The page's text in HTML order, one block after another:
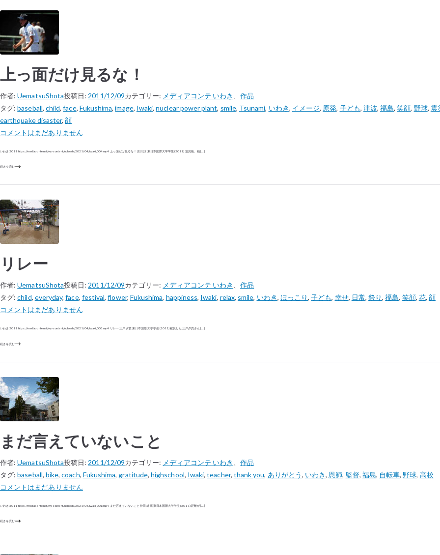
上っ面だけ見るな！
作者:UematsuShota投稿日: 2011/12/09カテゴリー: メディアコンテ いわき 、作品
タグ:baseball, child,face, Fukushima,image, Iwaki,nuclear power plant, smile, Tsunami, いわき, イメージ, 原発, 子ども, 津波,福島,笑顔, 野球, 震
earthquake disaster, 顔
コメントはまだありません
いわき 2011 https://mediaconte.net/wp-content/uploads/2021/04/iwaki_004.mp4 上っ面だけ見るな！ 吉田 諒 東日本国際大学学生 (2011) 震災後、福 […]
続きを読む
リレー
作者:UematsuShota投稿日: 2011/12/09カテゴリー: メディアコンテ いわき 、作品
タグ:child, everyday,face, festival,flower, Fukushima, happiness, Iwaki, relax, smile, いわき, ほっこり,子ども, 幸せ, 日常, 祭り,福島, 笑顔, 花, 顔
コメントはまだありません
いわき 2011 https://mediaconte.net/wp-content/uploads/2021/04/iwaki_005.mp4 リレー 三戸 夕貴 東日本国際大学学生 (2011) 被災した三戸夕貴さん […]
続きを読む
まだ言えていないこと
作者:UematsuShota投稿日: 2011/12/09カテゴリー: メディアコンテ いわき 、作品
タグ:baseball, bike,coach, Fukushima,gratitude,highschool, Iwaki,teacher, thank you, ありがとう, いわき, 恩師, 監督, 福島, 自転車, 野球, 高校
コメントはまだありません
いわき 2011 https://mediaconte.net/wp-content/uploads/2021/04/iwaki_006.mp4 まだ言えていないこと 仲田 雄亮 東日本国際大学学生 (2011) 距離が […]
続きを読む